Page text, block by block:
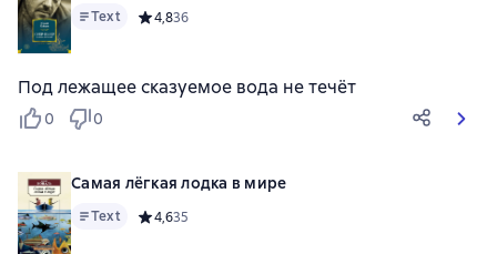
Text Средний рейтинг 4,8 на основе 36 оценок
4,836
Под лежащее сказуемое вода не течёт
0 0
Самая лёгкая лодка в мире
Text Средний рейтинг 4,6 на основе 35 оценок
4,635